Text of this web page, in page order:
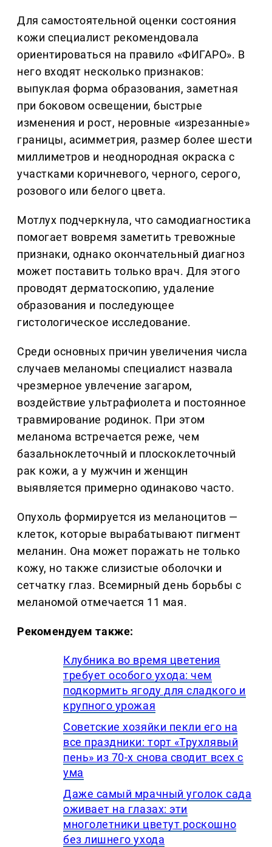
Для самостоятельной оценки состояния
кожи специалист рекомендовала
ориентироваться на правило «ФИГАРО». В
него входят несколько признаков:
выпуклая форма образования, заметная
при боковом освещении, быстрые
изменения и рост, неровные «изрезанные»
границы, асимметрия, размер более шести
миллиметров и неоднородная окраска с
участками коричневого, черного, серого,
розового или белого цвета.
Мотлух подчеркнула, что самодиагностика
помогает вовремя заметить тревожные
признаки, однако окончательный диагноз
может поставить только врач. Для этого
проводят дерматоскопию, удаление
образования и последующее
гистологическое исследование.
Среди основных причин увеличения числа
случаев меланомы специалист назвала
чрезмерное увлечение загаром,
воздействие ультрафиолета и постоянное
травмирование родинок. При этом
меланома встречается реже, чем
базальноклеточный и плоскоклеточный
рак кожи, а у мужчин и женщин
выявляется примерно одинаково часто.
Опухоль формируется из меланоцитов —
клеток, которые вырабатывают пигмент
меланин. Она может поражать не только
кожу, но также слизистые оболочки и
сетчатку глаз. Всемирный день борьбы с
меланомой отмечается 11 мая.
Рекомендуем также:
Клубника во время цветения
требует особого ухода: чем
подкормить ягоду для сладкого и
крупного урожая
Советские хозяйки пекли его на
все праздники: торт «Трухлявый
пень» из 70-х снова сводит всех с
ума
Даже самый мрачный уголок сада
оживает на глазах: эти
многолетники цветут роскошно
без лишнего ухода